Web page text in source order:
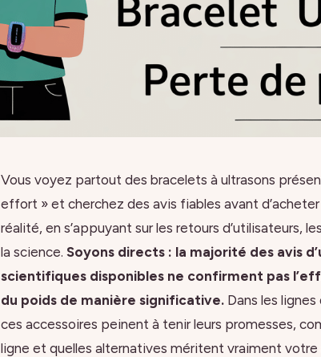
Vous voyez partout des bracelets à ultrasons
effort » et cherchez des avis fiables avant
réalité, en s’appuyant sur les retours d’utilisateurs,
la science. Soyons directs : la majorité des avis
scientifiques disponibles ne confirment pas
du poids de manière significative. Dans les
ces accessoires peinent à tenir leurs promesses,
ligne et quelles alternatives méritent vraiment